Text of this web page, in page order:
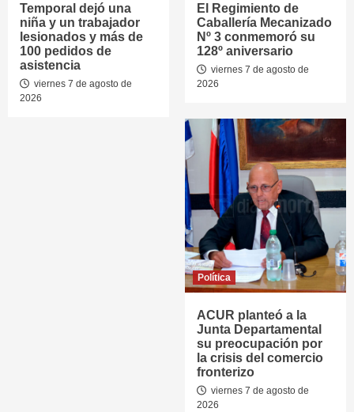
Temporal dejó una
niña y un trabajador
lesionados y más de
100 pedidos de
asistencia
viernes 7 de agosto de
2026
El Regimiento de
Caballería Mecanizado
Nº 3 conmemoró su
128º aniversario
viernes 7 de agosto de
2026
Política
ACUR planteó a la
Junta Departamental
su preocupación por
la crisis del comercio
fronterizo
viernes 7 de agosto de
2026